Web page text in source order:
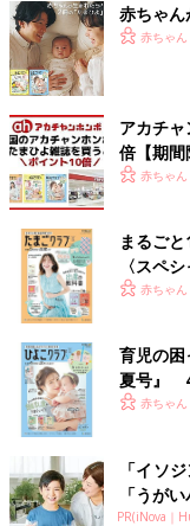
赤ちゃん
赤ちゃん
アカチ
倍【期間
赤ちゃん
まるご
〈スペ
赤ちゃん
育児の
夏号』 4
いっぱい
赤ちゃん
「イソ
「うが
PR(iNova｜